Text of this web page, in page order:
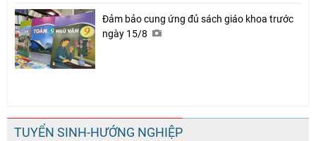
Đảm bảo cung ứng đủ sách giáo khoa trước
ngày 15/8
TUYỂN SINH-HƯỚNG NGHIỆP